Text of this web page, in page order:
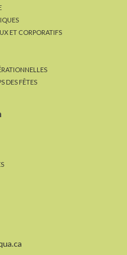
ET CORPORATIFS
DES FÊTES